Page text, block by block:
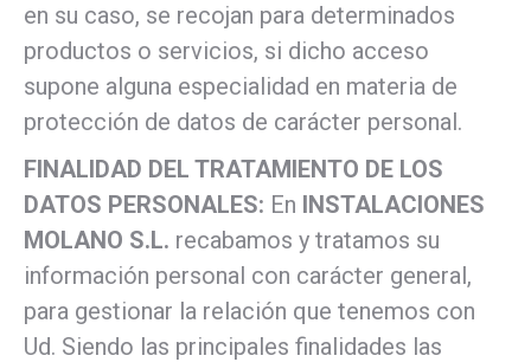
en su caso, se recojan para determinados
productos o servicios, si dicho acceso
supone alguna especialidad en materia de
protección de datos de carácter personal.
FINALIDAD DEL TRATAMIENTO DE LOS
DATOS PERSONALES: En INSTALACIONES
MOLANO S.L. recabamos y tratamos su
información personal con carácter general,
para gestionar la relación que tenemos con
Ud. Siendo las principales finalidades las